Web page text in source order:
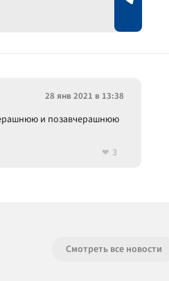
28 янв 2021 в 13:38
и позавчерашнюю
3
Смотреть все новости